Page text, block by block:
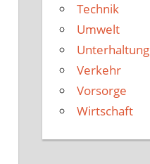
Technik
Umwelt
Unterhaltung
Verkehr
Vorsorge
Wirtschaft